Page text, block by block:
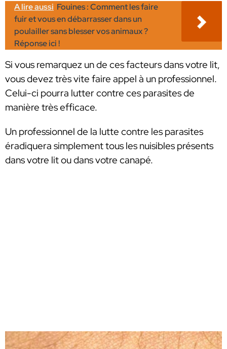
A lire aussi Fouines : Comment les faire
fuir et vous en débarrasser dans un
poulailler sans blesser vos animaux ?
Réponse ici !
Si vous remarquez un de ces facteurs dans votre lit,
vous devez très vite faire appel à un professionnel.
Celui-ci pourra lutter contre ces parasites de
manière très efficace.
Un professionnel de la lutte contre les parasites
éradiquera simplement tous les nuisibles présents
dans votre lit ou dans votre canapé.